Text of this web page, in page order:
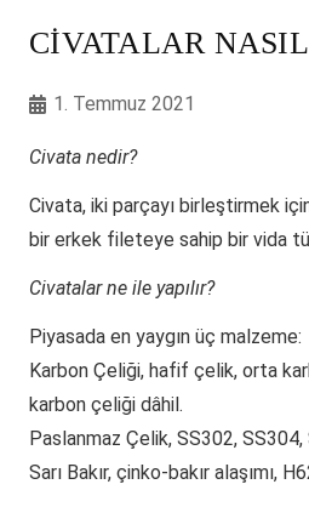
CIVATALAR
1. Temmuz 2021
Civata nedir?
Civata, iki parçayı birleştirmek
bir erkek fileteye sahip bir vida
Civatalar ne ile yapılır?
Piyasada en yaygın üç malzeme:
Karbon Çeliği, hafif çelik, orta
karbon çeliği dâhil.
Paslanmaz Çelik, SS302, SS304,
Sarı Bakır, çinko-bakır alaşımı,